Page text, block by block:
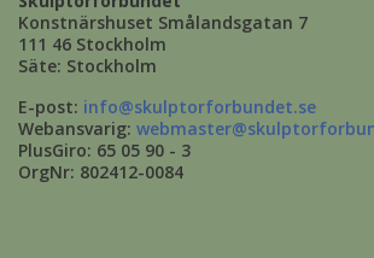
Konstnärshuset Smålandsgatan 7
111 46 Stockholm
Säte: Stockholm
E-post: info@skulptorforbundet.se
Webansvarig:
PlusGiro: 65 05 90 - 3
OrgNr: 802412-0084